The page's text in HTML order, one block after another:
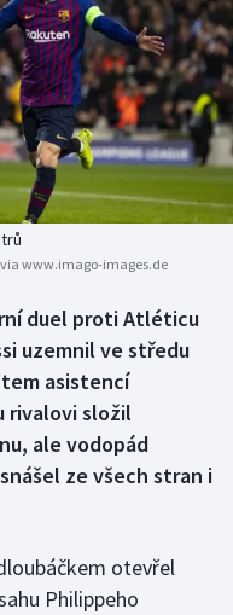
www.imago-images.de
duel proti Atléticu
uzemnil ve středu
asistencí
rivalovi složil
ale vodopád
ze všech stran i
otevřel
Philippeho